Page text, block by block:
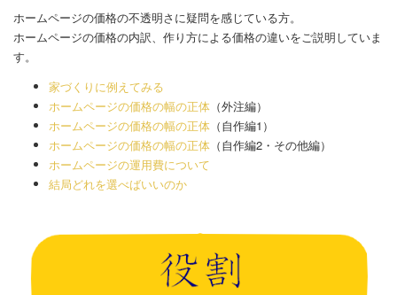
ホームページの価格の不透明さに疑問を感じている方。
ホームページの価格の内訳、作り方による価格の違いをご説明していま
す。
家づくりに例えてみる
ホームページの価格の幅の正体 （外注編）
ホームページの価格の幅の正体 （自作編1）
ホームページの価格の幅の正体 （自作編2・その他編）
ホームページの運用費について
結局どれを選べばいいのか